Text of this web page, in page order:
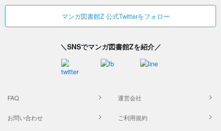
マンガ図書館Z 公式Twitterをフォロー
＼SNSでマンガ図書館Zを紹介／
FAQ 運営会社
お問い合わせ ご利用規約